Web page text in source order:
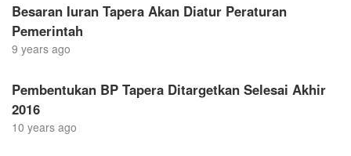
Besaran Iuran Tapera Akan Diatur Peraturan
Pemerintah
9 years ago
Pembentukan BP Tapera Ditargetkan Selesai Akhir
2016
10 years ago